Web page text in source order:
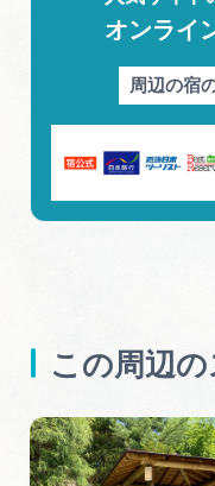
オンライ
周辺の宿
この周辺